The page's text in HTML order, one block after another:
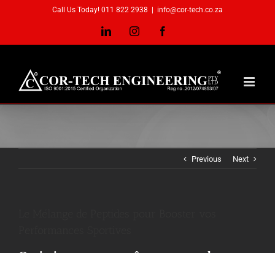
Call Us Today! 011 822 2938 info@cor-tech.co.za
LinkedInInstagram
Previous Next